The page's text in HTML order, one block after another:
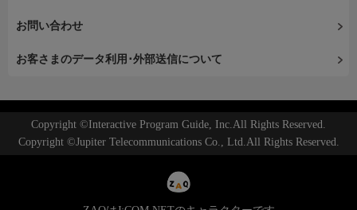
お問い合わせ
お客さまのデータ利用･外部送信について
Copyright ©Interactive Program Guide, Inc.All Rights Reserved.
Copyright ©Jupiter Telecommunications Co., Ltd.All Rights Reserved.